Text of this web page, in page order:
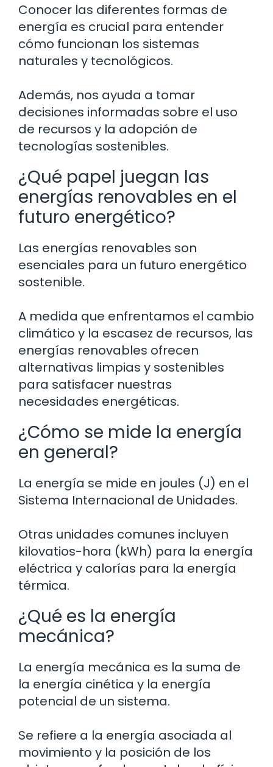
Conocer las diferentes formas de
energía es crucial para entender
cómo funcionan los sistemas
naturales y tecnológicos.
Además, nos ayuda a tomar
decisiones informadas sobre el uso
de recursos y la adopción de
tecnologías sostenibles.
¿Qué papel juegan las
energías renovables en el
futuro energético?
Las energías renovables son
esenciales para un futuro energético
sostenible.
A medida que enfrentamos el cambio
climático y la escasez de recursos, las
energías renovables ofrecen
alternativas limpias y sostenibles
para satisfacer nuestras
necesidades energéticas.
¿Cómo se mide la energía
en general?
La energía se mide en joules (J) en el
Sistema Internacional de Unidades.
Otras unidades comunes incluyen
kilovatios-hora (kWh) para la energía
eléctrica y calorías para la energía
térmica.
¿Qué es la energía
mecánica?
La energía mecánica es la suma de
la energía cinética y la energía
potencial de un sistema.
Se refiere a la energía asociada al
movimiento y la posición de los